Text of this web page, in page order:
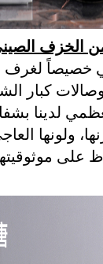
الخزف
خصيصاً لغرف
وصالات كبار
لدينا
ولونها
على